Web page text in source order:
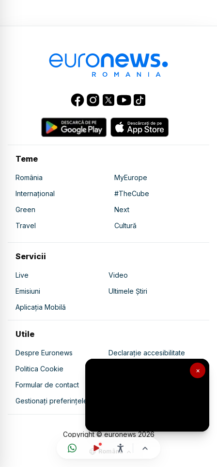
×
Teme
România
MyEurope
Internațional
#TheCube
Green
Next
Travel
Cultură
Servicii
Live
Video
Emisiuni
Ultimele Știri
Aplicația Mobilă
Utile
Despre Euronews
Declarație accesibilitate
Politica Cookie
Politica de confidențialitate
Formular de contact
Gestionați preferințele
Copyright © euronews2026
Română